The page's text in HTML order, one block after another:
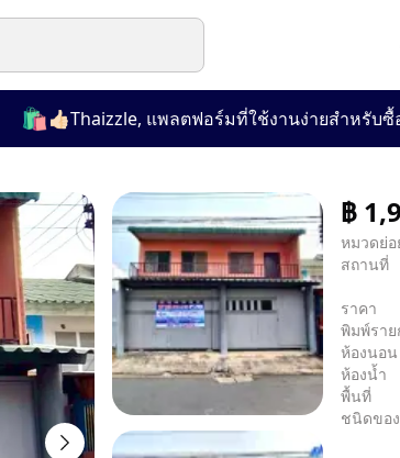
👍🏻Thaizzle, แพลตฟอร์มที่ใช้งานง่ายสำหรับซื้อและ
฿
หมวดย่อ
สถานที่
ราคา
พิมพ์ราย
ห้องนอน
ห้องน้ำ
พื้นที่
ชนิดขอ